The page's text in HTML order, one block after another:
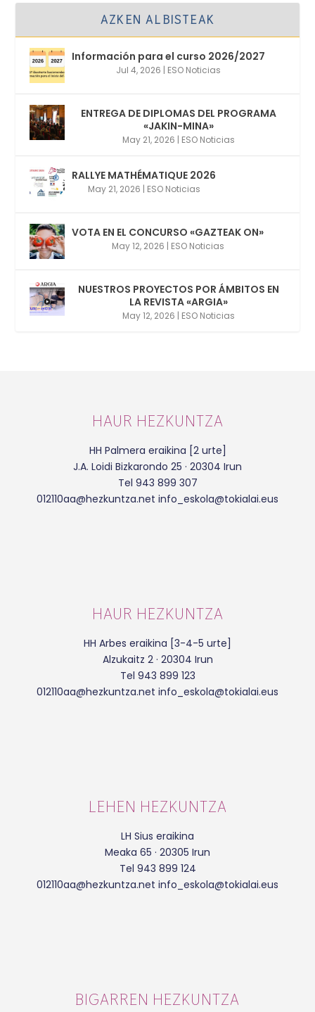
AZKEN ALBISTEAK
Información para el curso 2026/2027
Jul 4, 2026 | ESO Noticias
ENTREGA DE DIPLOMAS DEL PROGRAMA
«JAKIN-MINA»
May 21, 2026 | ESO Noticias
RALLYE MATHÉMATIQUE 2026
May 21, 2026 | ESO Noticias
VOTA EN EL CONCURSO «GAZTEAK ON»
May 12, 2026 | ESO Noticias
NUESTROS PROYECTOS POR ÁMBITOS EN
LA REVISTA «ARGIA»
May 12, 2026 | ESO Noticias
HAUR HEZKUNTZA
HH Palmera eraikina [2 urte]
J.A. Loidi Bizkarondo 25 · 20304 Irun
Tel 943 899 307
012110aa@hezkuntza.net info_eskola@tokialai.eus
HAUR HEZKUNTZA
HH Arbes eraikina [3-4-5 urte]
Alzukaitz 2 · 20304 Irun
Tel 943 899 123
012110aa@hezkuntza.net info_eskola@tokialai.eus
LEHEN HEZKUNTZA
LH Sius eraikina
Meaka 65 · 20305 Irun
Tel 943 899 124
012110aa@hezkuntza.net info_eskola@tokialai.eus
BIGARREN HEZKUNTZA